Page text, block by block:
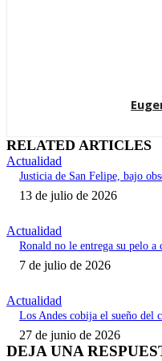
RELATED ARTICLES
Actualidad
Justicia de San Felipe, bajo
13 de julio de 2026
Actualidad
Ronald no le entrega su pelo a
7 de julio de 2026
Actualidad
Los Andes cobija el sueño del
27 de junio de 2026
DEJA UNA